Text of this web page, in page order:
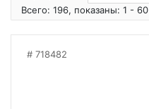
Всего: 196, показаны: 1 - 60
718482